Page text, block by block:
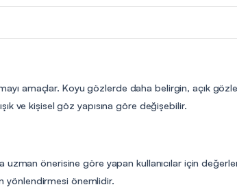
amaçlar. Koyu gözlerde daha belirgin, açık
ve kişisel göz yapısına göre değişebilir.
uzman önerisine göre yapan kullanıcılar için
yönlendirmesi önemlidir.